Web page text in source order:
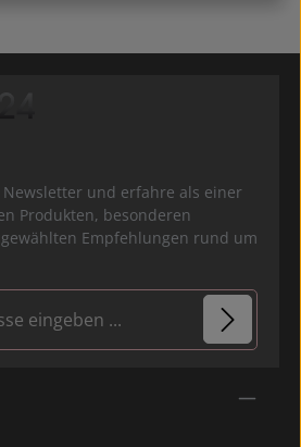
und erfahre als einer
Produkten, besonderen
Empfehlungen rund um
markierten Felder sind